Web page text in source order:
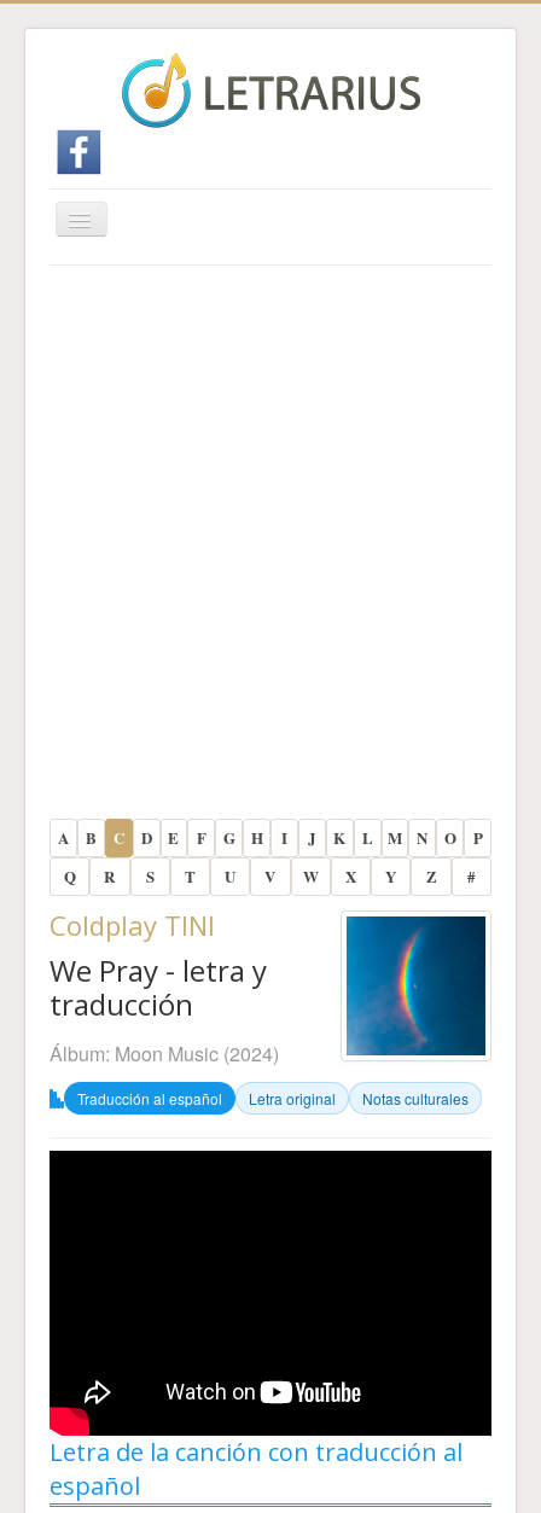
Cambiar
navegación
A B C D E F G H I J K L M N O
P
Q
R S T U V W X Y Z #
Coldplay TINI
We Pray - letra y
traducción
Álbum: Moon Music (2024)
Traducción al español Letra original Notas culturales
Letra de la canción con traducción al
español